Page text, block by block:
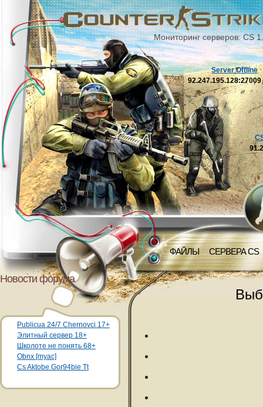
Мониторинг серверов: CS
ФАЙЛЫ СЕРВЕРА CS
Server Offline
92.247.195.128:27009
Новости форума
Publicua 24/7 Chernovci 17+
Элитный сервер 18+
Школоте не понять 68+
Obnx [myac]
Cs Aktobe Gor94bie Tt